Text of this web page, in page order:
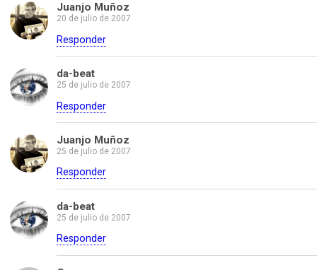
Juanjo Muñoz
20 de julio de 2007
Responder
da-beat
25 de julio de 2007
Responder
Juanjo Muñoz
25 de julio de 2007
Responder
da-beat
25 de julio de 2007
Responder